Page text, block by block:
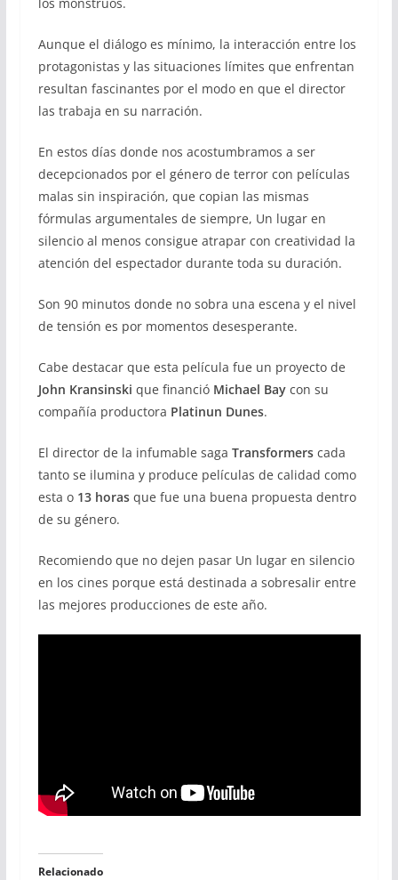
Aunque el diálogo es mínimo, la interacción entre los
protagonistas y las situaciones límites que enfrentan
resultan fascinantes por el modo en que el director
las trabaja en su narración.
En estos días donde nos acostumbramos a ser
decepcionados por el género de terror con películas
malas sin inspiración, que copian las mismas
fórmulas argumentales de siempre, Un lugar en
silencio al menos consigue atrapar con creatividad la
atención del espectador durante toda su duración.
Son 90 minutos donde no sobra una escena y el nivel
de tensión es por momentos desesperante.
Cabe destacar que esta película fue un proyecto de
John Kransinski que financió Michael Baycon su
compañía productora Platinun Dunes.
El director de la infumable saga Transformerscada
tanto se ilumina y produce películas de calidad como
esta o 13 horasque fue una buena propuesta dentro
de su género.
Recomiendo que no dejen pasar Un lugar en silencio
en los cines porque está destinada a sobresalir entre
las mejores producciones de este año.
Relacionado